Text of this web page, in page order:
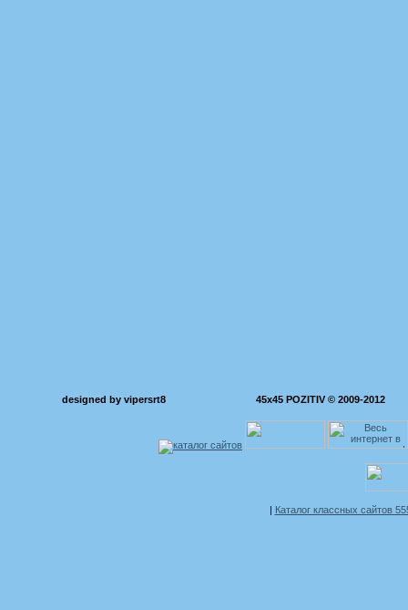
designed by vipersrt8 45x45 POZITIV © 2009-2012
Каталог классных сайтов